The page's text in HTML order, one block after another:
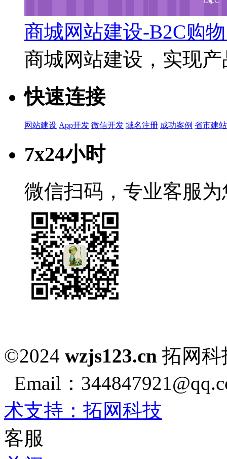
商城网站建设-B2C购
商城网站建设，实现
快速连接
网站建设 App开发 微信开发 域名注册 成功案例 省市建站
7x24小时
微信扫码，专业客服
©2024 wzjs123.cn 拓网
Email：
术支持：拓网科技
客服